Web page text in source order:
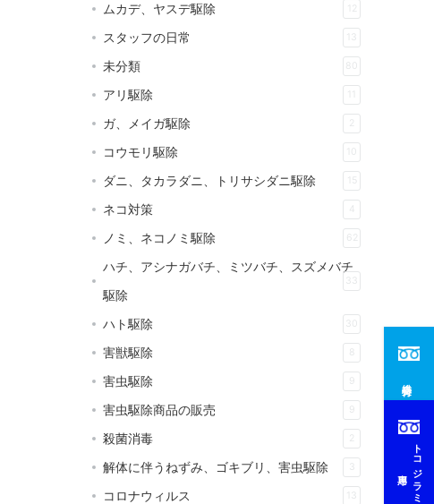
ムカデ、ヤスデ駆除 12
スタッフの日常 13
未分類 80
アリ駆除
ガ、メイガ駆除 2
コウモリ駆除 10
ダニ、タカラダニ、トリサシダニ駆除 15
ネコ対策 4
ノミ、ネコノミ駆除 62
ハチ、アシナガバチ、ミツバチ、スズメバチ
駆除
33
ハト駆除 30
害獣駆除 8
害虫駆除 9
害虫駆除商品の販売 9
殺菌消毒 2
解体に伴うねずみ、ゴキブリ、害虫駆除 3
コロナウィルス 13 トコジラミ